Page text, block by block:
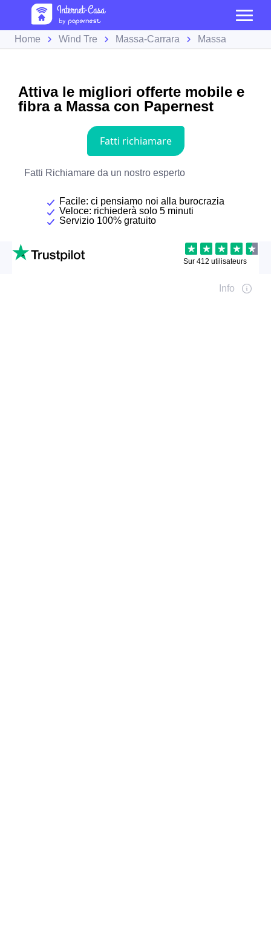
Home Wind Tre Massa-Carrara Massa